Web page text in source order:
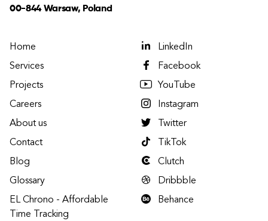
00-844 Warsaw, Poland
Home
Services
Projects
Careers
About us
Contact
Blog
Glossary
EL Chrono - Affordable
Time Tracking
LinkedIn
Facebook
YouTube
Instagram
Twitter
TikTok
Clutch
Dribbble
Behance